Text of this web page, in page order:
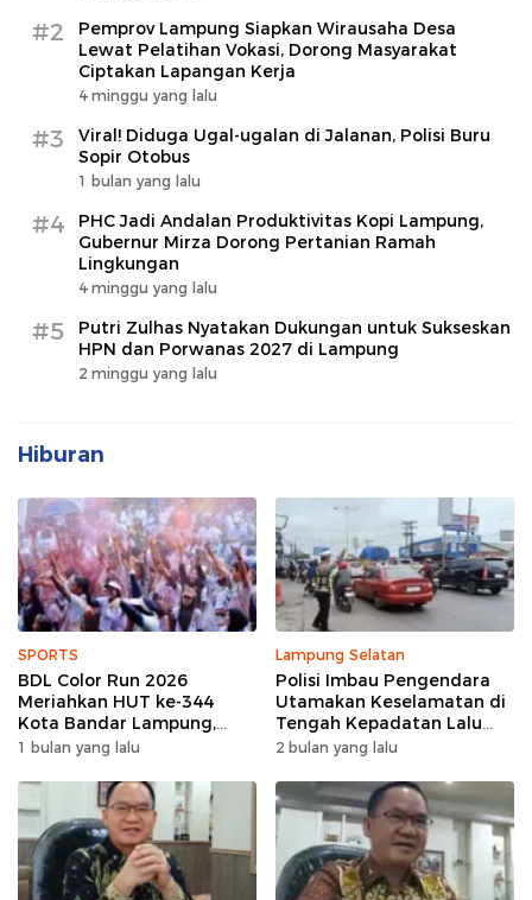
#2
Pemprov Lampung Siapkan Wirausaha Desa
Lewat Pelatihan Vokasi, Dorong Masyarakat
Ciptakan Lapangan Kerja
4 minggu yang lalu
#3
Viral! Diduga Ugal-ugalan di Jalanan, Polisi Buru
Sopir Otobus
1 bulan yang lalu
#4
PHC Jadi Andalan Produktivitas Kopi Lampung,
Gubernur Mirza Dorong Pertanian Ramah
Lingkungan
4 minggu yang lalu
#5
Putri Zulhas Nyatakan Dukungan untuk Sukseskan
HPN dan Porwanas 2027 di Lampung
2 minggu yang lalu
Hiburan
SPORTS
BDL Color Run 2026
Meriahkan HUT ke-344
Kota Bandar Lampung,
Wujud Semangat Sehat
1 bulan yang lalu
Lampung Selatan
Polisi Imbau Pengendara
Utamakan Keselamatan di
Tengah Kepadatan Lalu
Lintas Pagi Hari
2 bulan yang lalu